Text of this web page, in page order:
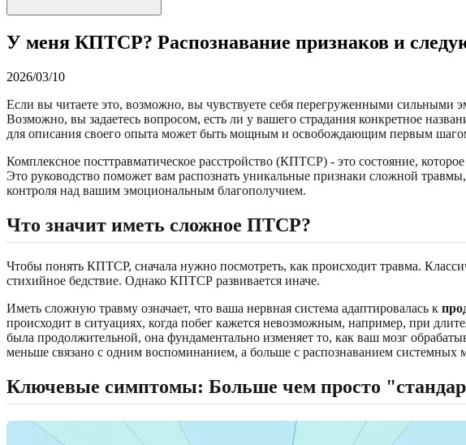
У меня КПТСР? Распознавание признаков и
2026/03/10
Если вы читаете это, возможно, вы чувствуете себя перегруженными
Возможно, вы задаетесь вопросом, есть ли у вашего страдания конкретное
для описания своего опыта может быть мощным и освобождающим первым
Комплексное посттравматическое расстройство (КПТСР) - это состояние,
Это руководство поможет вам распознать уникальные признаки сложной
контроля над вашим эмоциональным благополучием.
Что значит иметь сложное ПТСР?
Чтобы понять КПТСР, сначала нужно посмотреть, как происходит травма.
стихийное бедствие. Однако КПТСР развивается иначе.
Иметь сложную травму означает, что ваша нервная система адаптировалась к
происходит в ситуациях, когда побег кажется невозможным, например, при
была продолжительной, она фундаментально изменяет то, как ваш мозг
меньше связано с одним воспоминанием, а больше с распознаванием
Ключевые симптомы: Больше чем просто